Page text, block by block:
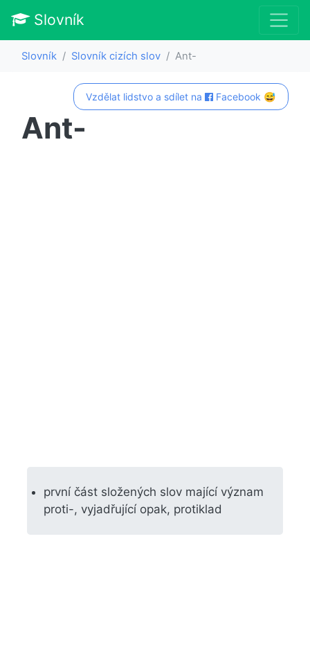
Slovník
Slovník Slovník cizích slov Ant-
Vzdělat lidstvo a sdílet na Facebook 😅
Ant-
první část složených slov mající význam
proti-, vyjadřující opak, protiklad